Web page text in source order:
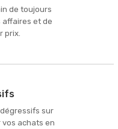
de toujours
affaires et de
prix.
sur
achats en